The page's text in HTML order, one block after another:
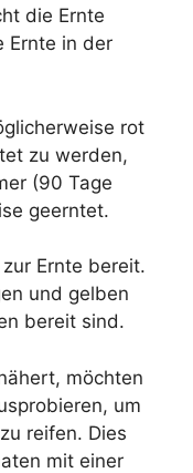
die Ernte
Ernte in der
rot
zu werden,
(90 Tage
geerntet.
Ernte bereit.
und gelben
bereit sind.
möchten
um
reifen. Dies
mit einer